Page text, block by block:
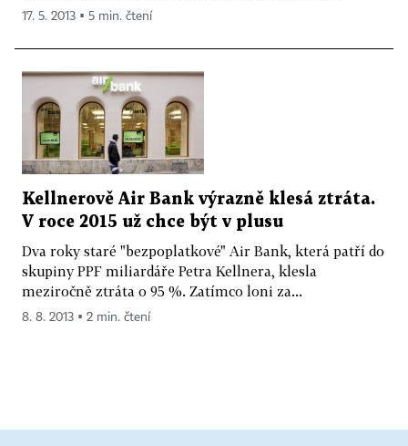
17. 5. 2013 ▪ 5 min. čtení
Kellnerově Air Bank výrazně klesá ztráta.
V roce 2015 už chce být v plusu
Dva roky staré "bezpoplatkové" Air Bank, která patří do
skupiny PPF miliardáře Petra Kellnera, klesla
meziročně ztráta o 95 %. Zatímco loni za...
8. 8. 2013 ▪ 2 min. čtení